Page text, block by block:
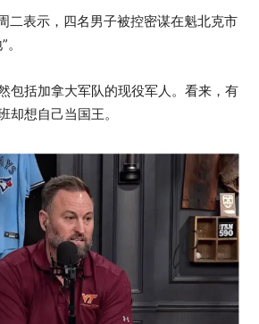
二表示，四名男子被控密谋在魁北克市
包括加拿大军队的现役军人。看来，有
却想自己当国王。